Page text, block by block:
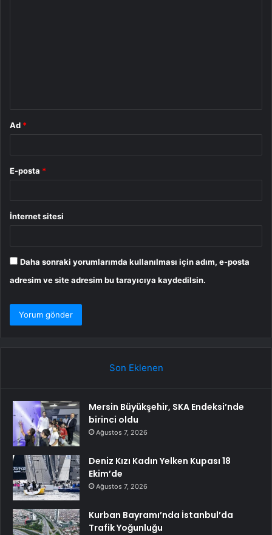
Ad *
E-posta *
İnternet sitesi
Daha sonraki yorumlarımda kullanılması için adım, e-posta
adresim ve site adresim bu tarayıcıya kaydedilsin.
Son Eklenen
Mersin Büyükşehir, SKA Endeksi’nde
birinci oldu
Ağustos 7, 2026
Deniz Kızı Kadın Yelken Kupası 18
Ekim’de
Ağustos 7, 2026
Kurban Bayramı’nda İstanbul’da
Trafik Yoğunluğu